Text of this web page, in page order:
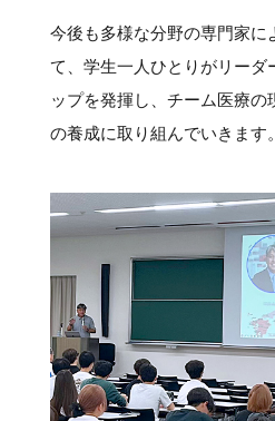
今後も多様な分野の専門家に
て、学生一人ひとりがリーダ
ップを発揮し、チーム医療の
の養成に取り組んでいきます。